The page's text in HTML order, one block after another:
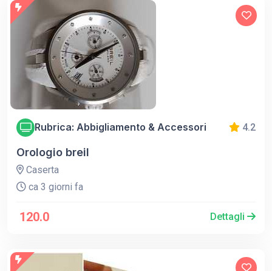
Rubrica: Abbigliamento & Accessori 4.2
Orologio breil
Caserta
ca 3 giorni fa
120.0 Dettagli